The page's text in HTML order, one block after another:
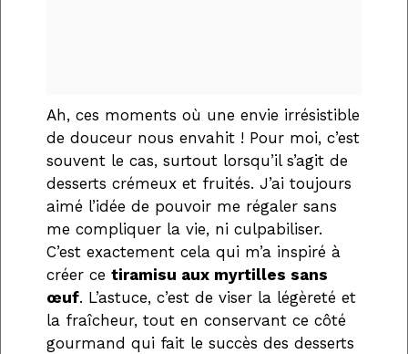
Ah, ces moments où une envie irrésistible
de douceur nous envahit ! Pour moi, c’est
souvent le cas, surtout lorsqu’il s’agit de
desserts crémeux et fruités. J’ai toujours
aimé l’idée de pouvoir me régaler sans
me compliquer la vie, ni culpabiliser.
C’est exactement cela qui m’a inspiré à
créer ce tiramisu aux myrtilles sans
œuf. L’astuce, c’est de viser la légèreté et
la fraîcheur, tout en conservant ce côté
gourmand qui fait le succès des desserts